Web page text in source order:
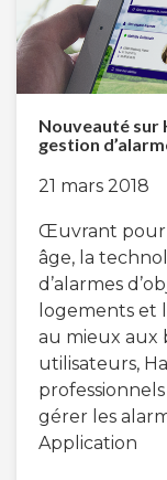
Nouveauté sur
gestion
21 mars 2018
Œuvrant pour
âge, la
d’alarmes
logements et
au mieux aux
utilisateurs,
gérer les
Application